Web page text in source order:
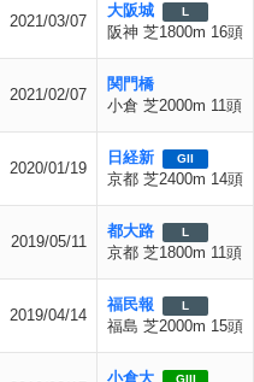
2021/03/07
大阪城 L
阪神 芝1800m 16頭
2021/02/07
関門橋
小倉 芝2000m 11頭
2020/01/19
日経新 GII
京都 芝2400m 14頭
2019/05/11
都大路 L
京都 芝1800m 11頭
2019/04/14
福民報 L
福島 芝2000m 15頭
小倉大 GIII